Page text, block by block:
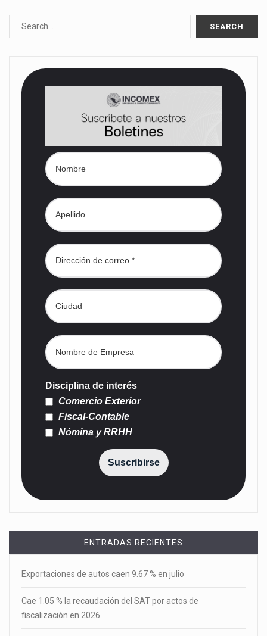
Disciplina de interés
Comercio Exterior
Fiscal-Contable
Nómina y RRHH
Suscribirse
ENTRADAS RECIENTES
Exportaciones de autos caen 9.67 % en julio
Cae 1.05 % la recaudación del SAT por actos de
fiscalización en 2026